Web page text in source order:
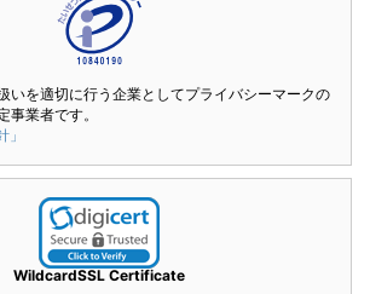
いを適切に行う企業としてプライバシーマークの
事業者です。
WildcardSSL Certificate